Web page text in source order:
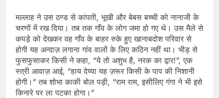
मल्लाह ने उस ठण्ड से कांपती, भूखी और बेबस बच्ची को नानाजी के
चरणों में रख दिया। तब तक गाँव के लोग जमा हो गए थे। उस मैले से
कपड़े को देखकर वह गाँव के बाहर रुके हुए खानाबदोश परिवार से
होगी यह अन्दाज़ लगाना गांव वालों के लिए कठिन नहीं था। भीड़ से
फुसफुसाकर किसी ने कहा, “ये तो अशुभ है, नरक का द्वार!”, एक
स्त्री आवाज़ आई, “हाय देय्या यह ज़रूर किसी के पाप की निशानी
होगी।” तब शोभा काकी बोल पड़ी, “राम राम, इसीलिए गंगा ने भी इसे
किनारे पर ला पटका होगा।”